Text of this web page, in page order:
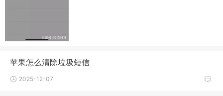
苹果怎么清除垃圾短信
2025-12-07